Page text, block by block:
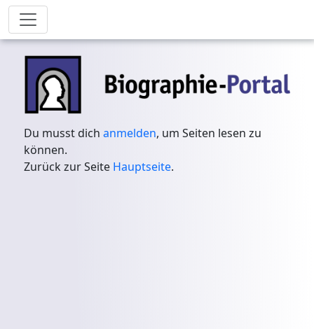
Du musst dichanmelden, um Seiten lesen zu
können.
Zurück zur Seite Hauptseite.